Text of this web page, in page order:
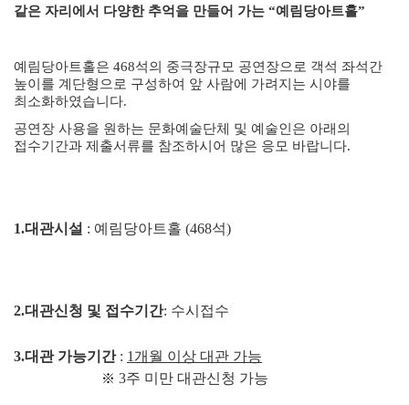
같은 자리에서 다양한 추억을 만들어 가는 “예림당아트홀”
예림당아트홀은 468석의 중극장규모 공연장으로 객석 좌석간
높이를 계단형으로 구성하여 앞 사람에 가려지는 시야를
최소화하였습니다.
공연장 사용을 원하는 문화예술단체 및 예술인은 아래의
접수기간과 제출서류를 참조하시어 많은 응모 바랍니다.
1.대관시설 : 예림당아트홀 (468석)
2.대관신청 및 접수기간: 수시접수
3.대관 가능기간: 1 개월 이상 대관 가능
※ 3주 미만 대관신청 가능